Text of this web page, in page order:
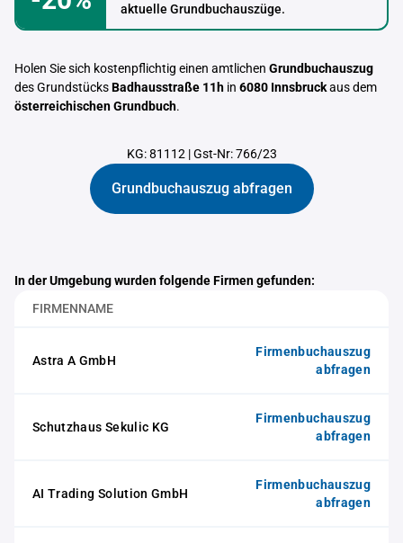
aktuelle Grundbuchauszüge.
Holen Sie sich kostenpflichtig einen amtlichen Grundbuchauszug
des GrundstücksBadhausstraße 11h in 6080 Innsbruckaus dem
österreichischen Grundbuch.
KG: 81112 |Gst-Nr: 766/23
Grundbuchauszug abfragen
In der Umgebung wurden folgende Firmen gefunden:
FIRMENNAME
Astra A GmbH
Firmenbuchauszug
abfragen
Schutzhaus Sekulic KG
Firmenbuchauszug
abfragen
AI Trading Solution GmbH
Firmenbuchauszug
abfragen